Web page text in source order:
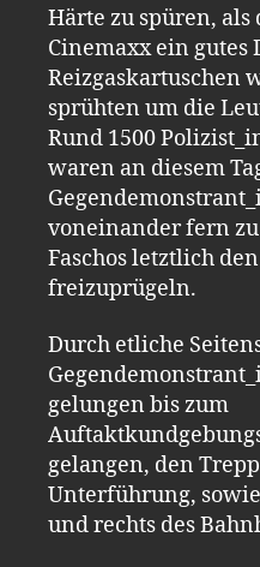
Härte zu spüren,
Cinemaxx ein gutes
Reizgaskartuschen
sprühten um die
Rund 1500
waren an diesem
voneinander fern
Faschos letztlich
freizuprügeln.
Durch etliche
gelungen bis zum
gelangen, den
Unterführung,
und rechts des